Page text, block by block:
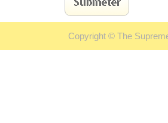
Copyright © The